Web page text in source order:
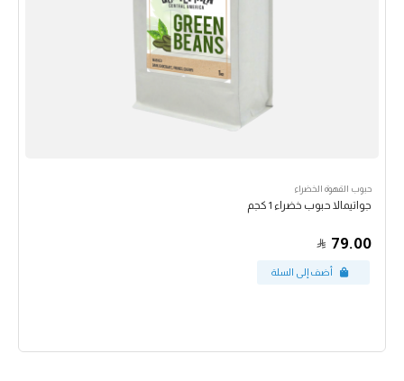
حبوب القهوة الخضراء
جواتيمالا حبوب خضراء 1 كجم
79.00